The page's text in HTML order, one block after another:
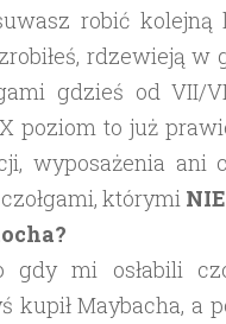
robić
rdzewieją w
gdzieś od VII/
poziom to już
wyposażenia ani
którymi
gdy mi osłabili
Maybacha, a